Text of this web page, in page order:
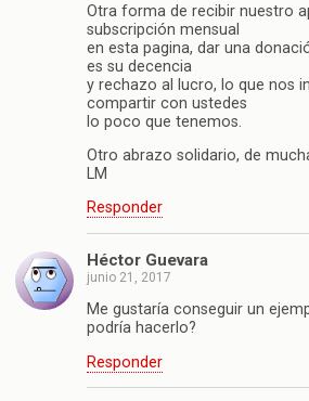
Otra forma de recibir nuestro
subscripción mensual
en esta pagina, dar una
es su decencia
y rechazo al lucro, lo que nos
compartir con ustedes
lo poco que tenemos.
Otro abrazo solidario, de
LM
Responder
Héctor Guevara
junio 21, 2017
Me gustaría conseguir un
podría hacerlo?
Responder